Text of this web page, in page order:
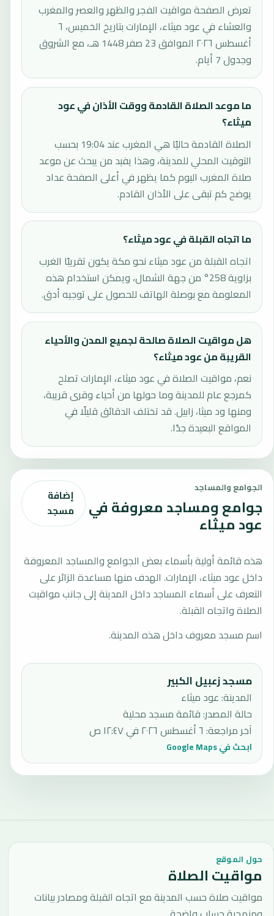
تعرض الصفحة مواقيت الفجر والظهر والعصر والمغرب
والعشاء في عود ميثاء، الإمارات بتاريخ الخميس، ٦
أغسطس ٢٠٢٦ الموافق 23 صفر 1448 هـ، مع الشروق
وجدول 7 أيام.
ما موعد الصلاة القادمة ووقت الأذان في عود
ميثاء؟
الصلاة القادمة حاليًا هي المغرب عند 19:04 بحسب
التوقيت المحلي للمدينة، وهذا يفيد من يبحث عن موعد
صلاة المغرب اليوم كما يظهر في أعلى الصفحة عداد
يوضح كم تبقى على الأذان القادم.
ما اتجاه القبلة في عود ميثاء؟
اتجاه القبلة من عود ميثاء نحو مكة يكون تقريبًا الغرب
بزاوية 258° من جهة الشمال، ويمكن استخدام هذه
المعلومة مع بوصلة الهاتف للحصول على توجيه أدق.
هل مواقيت الصلاة صالحة لجميع المدن والأحياء
القريبة من عود ميثاء؟
نعم، مواقيت الصلاة في عود ميثاء، الإمارات تصلح
كمرجع عام للمدينة وما حولها من أحياء وقرى قريبة،
ومنها ود ميثا، زابيل. قد تختلف الدقائق قليلًا في
المواقع البعيدة جدًا.
الجوامع والمساجد
جوامع ومساجد معروفة في
عود ميثاء
إضافة
مسجد
هذه قائمة أولية بأسماء بعض الجوامع والمساجد المعروفة
داخل عود ميثاء، الإمارات. الهدف منها مساعدة الزائر على
التعرف على أسماء المساجد داخل المدينة إلى جانب مواقيت
الصلاة واتجاه القبلة.
اسم مسجد معروف داخل هذه المدينة.
مسجد زعبيل الكبير
المدينة: عود ميثاء
حالة المصدر:قائمة مسجد محلية
آخر مراجعة: ٦ أغسطس ٢٠٢٦ في ١٢:٤٧ ص
ابحث في Google Maps
حول الموقع
مواقيت الصلاة
مواقيت صلاة حسب المدينة مع اتجاه القبلة ومصادر بيانات